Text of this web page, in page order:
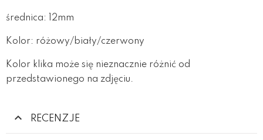
średnica: 12mm
Kolor: różowy/biały/czerwony
Kolor klika może się nieznacznie różnić od
przedstawionego na zdjęciu.
RECENZJE